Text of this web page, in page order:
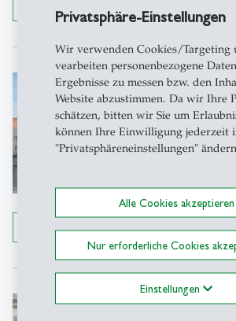
Privatsphäre-Einstellungen
Wir verwenden Cookies/Targeting
vearbeiten personenbezogene
Ergebnisse zu messen bzw. den
Website abzustimmen. Da wir Ihre
schätzen, bitten wir Sie um
können Ihre Einwilligung jederzeit
"Privatsphäreneinstellungen"
Alle Cookies akzeptieren
Nur erforderliche Cookies
Einstellungen
Details anzeigen
Leslie Fischer
M.A.
Doktorandin
SEPS-HSG | IPW-HSG
9000 St. Gallen
Email schreiben
Alexander Geisler